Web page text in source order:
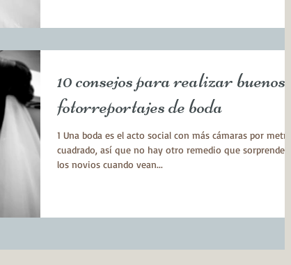
10 consejos para realizar buenos
fotorreportajes de boda
1 Una boda es el acto social con más cámaras por metro
cuadrado, así que no hay otro remedio que sorprender a
los novios cuando vean...